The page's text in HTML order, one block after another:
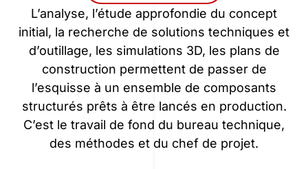
L’analyse, l’étude approfondie du concept
initial, la recherche de solutions techniques et
d’outillage, les simulations 3D, les plans de
construction permettent de passer de
l’esquisse à un ensemble de composants
structurés prêts à être lancés en production.
C’est le travail de fond du bureau technique,
des méthodes et du chef de projet.